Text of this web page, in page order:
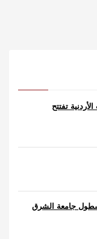
تفتتح
جامعة الشرق